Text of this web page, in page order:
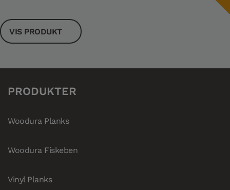
VIS PRODUKT
PRODUKTER
Woodura Planks
Woodura Fiskeben
Vinyl Planks